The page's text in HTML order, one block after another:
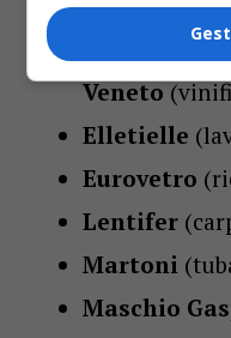
Ca.Metal
Cantina di
Veneto
Elletielle
Eurovetro
Lentifer
Martoni
Maschio